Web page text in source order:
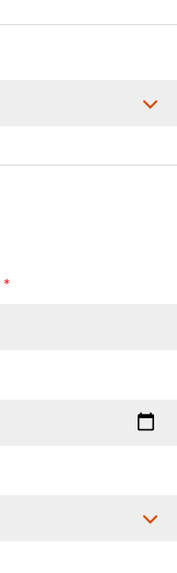
*